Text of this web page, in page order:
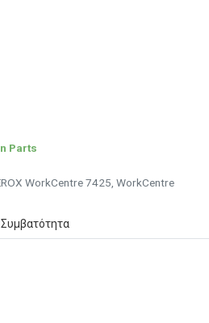
Parts
WorkCentre 7425, WorkCentre
Συμβατότητα